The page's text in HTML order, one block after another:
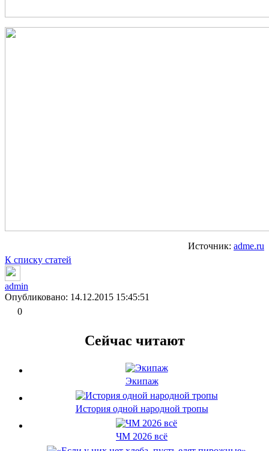
Источник: adme.ru
К списку статей
admin
Опубликовано: 14.12.2015 15:45:51
0
Сейчас читают
Экипаж
История одной народной тропы
ЧМ 2026 всё